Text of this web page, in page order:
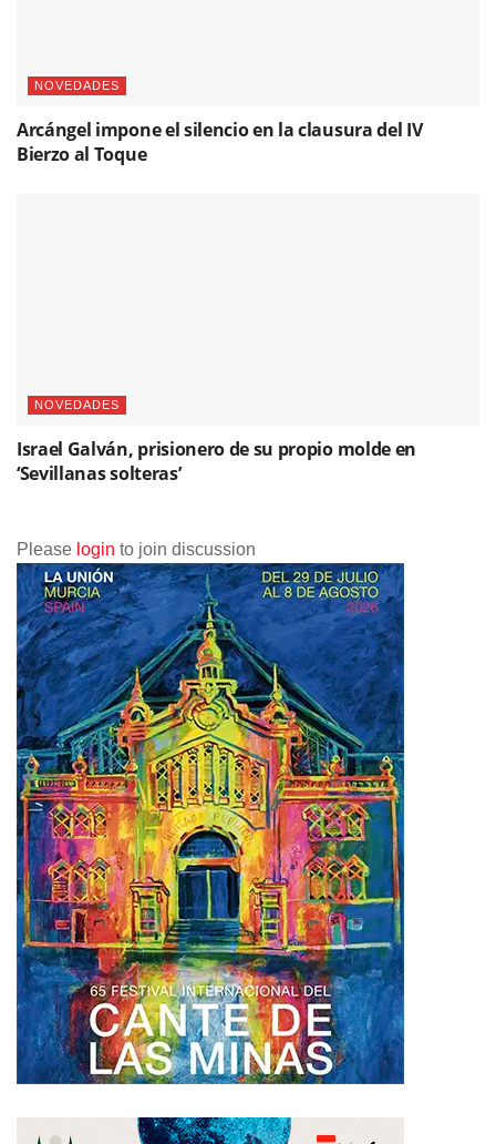
NOVEDADES
Arcángel impone el silencio en la clausura del IV
Bierzo al Toque
NOVEDADES
Israel Galván, prisionero de su propio molde en
‘Sevillanas solteras’
Please login to join discussion